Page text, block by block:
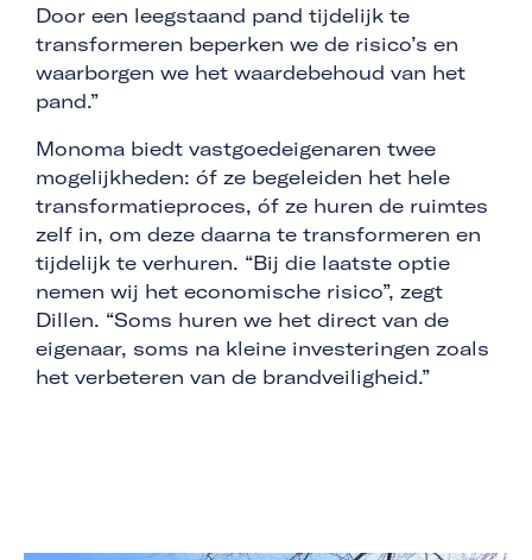
Door een leegstaand pand tijdelijk te
transformeren beperken we de risico’s en
waarborgen we het waardebehoud van het
pand.”
Monoma biedt vastgoedeigenaren twee
mogelijkheden: óf ze begeleiden het hele
transformatieproces, óf ze huren de ruimtes
zelf in, om deze daarna te transformeren en
tijdelijk te verhuren. “Bij die laatste optie
nemen wij het economische risico”, zegt
Dillen. “Soms huren we het direct van de
eigenaar, soms na kleine investeringen zoals
het verbeteren van de brandveiligheid.”